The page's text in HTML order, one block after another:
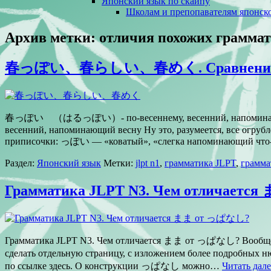
Школам и препопавателям
Архив метки:отличия похожих
春っぽい、春らしい、春めく.
春っぽい （はるっぽい）- по-весеннему, весенний,
весенний, напоминающий весну Ну это, разумеется, все
приписочки: っぽい — «коватый», «слегка напоминающий
Раздел: Японский язык Метки: jlpt n1 , грамматика JLPT,
Грамматика JLPT N3. Чем отличается
Грамматика JLPT N3. Чем отличается まま от っぱなし?
сделать отдельную страницу, с изложением более
по ссылке здесь. О конструкции っぱなし можно… Читать